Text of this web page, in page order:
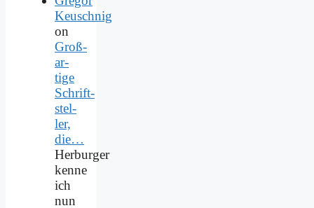
Keuschnig
on
Groß­
ar­
ti­ge
Schrift­
stel­
ler,
die…
Herburger
kenne
ich
nun